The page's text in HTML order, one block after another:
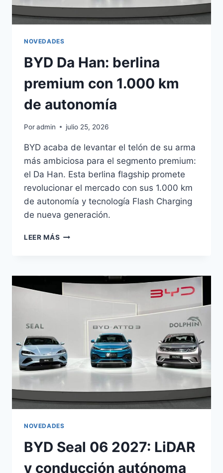
NOVEDADES
BYD Da Han: berlina
premium con 1.000 km
de autonomía
Poradmin julio 25, 2026
BYD acaba de levantar el telón de su arma
más ambiciosa para el segmento premium:
el Da Han. Esta berlina flagship promete
revolucionar el mercado con sus 1.000 km
de autonomía y tecnología Flash Charging
de nueva generación.
LEER MÁS BYD
PREMIUM
CON
1.000
AUTONOMÍA
NOVEDADES
BYD Seal 06 2027: LiDAR
y conducción autónoma